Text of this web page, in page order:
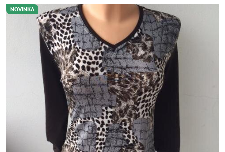
NOVINKA